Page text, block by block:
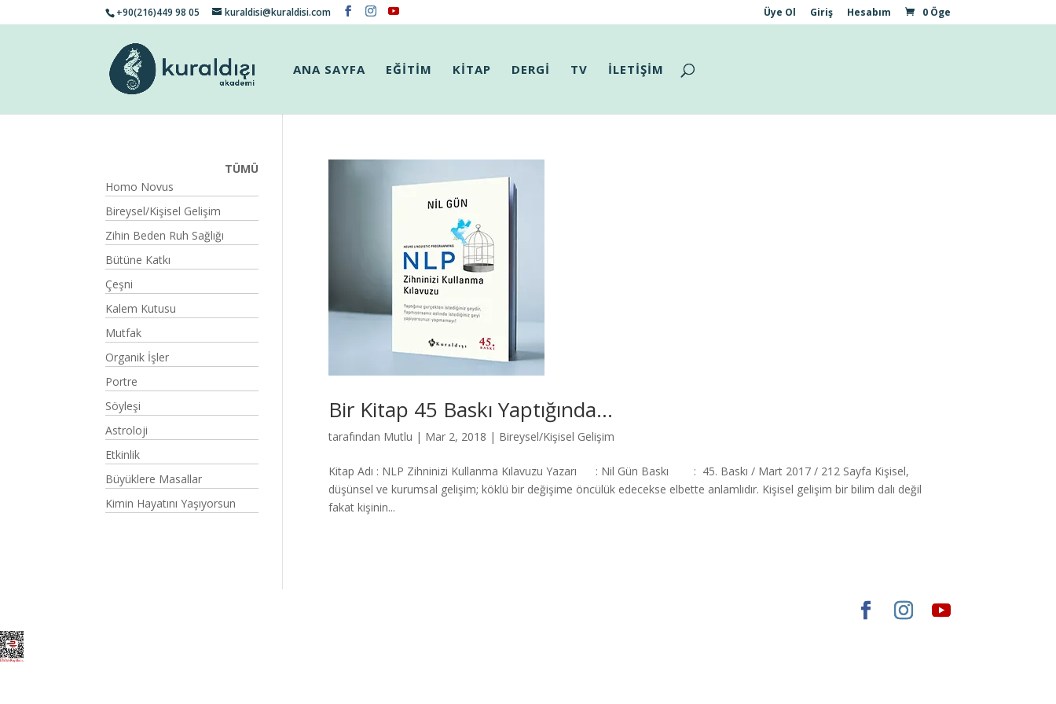
+90(216)449 98 05 kuraldisi@kuraldisi.com Üye Ol Giriş Hesabım 0 Öge
ANA SAYFA EĞİTİM KİTAP DERGİ TV İLETİŞİM
Bir Kitap 45 Baskı Yaptığında…
tarafından Mutlu | Mar 2, 2018 | Bireysel/Kişisel Gelişim
Kitap Adı : NLP Zihninizi Kullanma Kılavuzu Yazarı : Nil Gün Baskı : 45. Baskı / Mart 2017 / 212 Sayfa Kişisel,
düşünsel ve kurumsal gelişim; köklü bir değişime öncülük edecekse elbette anlamlıdır. Kişisel gelişim bir bilim dalı değil
fakat kişinin...
TÜMÜ
Homo Novus
Bireysel/Kişisel Gelişim
Zihin Beden Ruh Sağlığı
Bütüne Katkı
Çeşni
Kalem Kutusu
Mutfak
Organik İşler
Portre
Söyleşi
Astroloji
Etkinlik
Büyüklere Masallar
Kimin Hayatını Yaşıyorsun